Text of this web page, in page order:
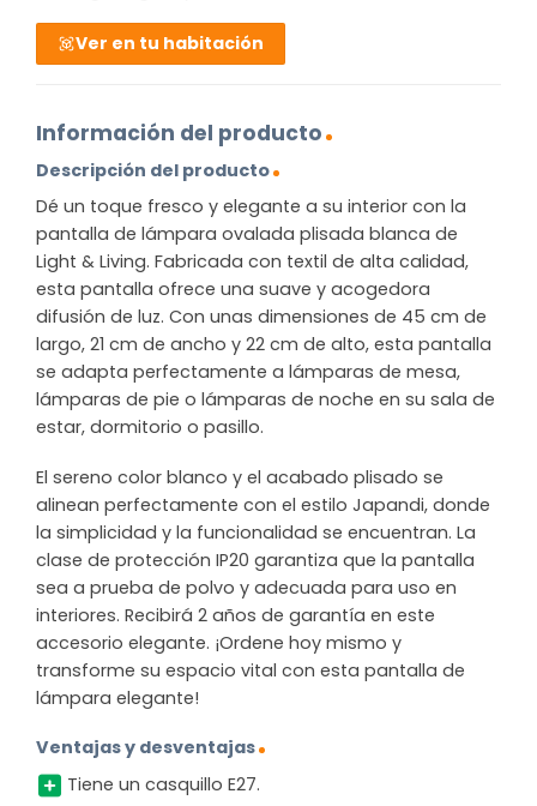
Ver en tu habitación
Información del producto
Descripción del producto
Dé un toque fresco y elegante a su interior con la
pantalla de lámpara ovalada plisada blanca de
Light & Living. Fabricada con textil de alta calidad,
esta pantalla ofrece una suave y acogedora
difusión de luz. Con unas dimensiones de 45 cm de
largo, 21 cm de ancho y 22 cm de alto, esta pantalla
se adapta perfectamente a lámparas de mesa,
lámparas de pie o lámparas de noche en su sala de
estar, dormitorio o pasillo.
El sereno color blanco y el acabado plisado se
alinean perfectamente con el estilo Japandi, donde
la simplicidad y la funcionalidad se encuentran. La
clase de protección IP20 garantiza que la pantalla
sea a prueba de polvo y adecuada para uso en
interiores. Recibirá 2 años de garantía en este
accesorio elegante. ¡Ordene hoy mismo y
transforme su espacio vital con esta pantalla de
lámpara elegante!
Ventajas y desventajas
Tiene un casquillo E27.